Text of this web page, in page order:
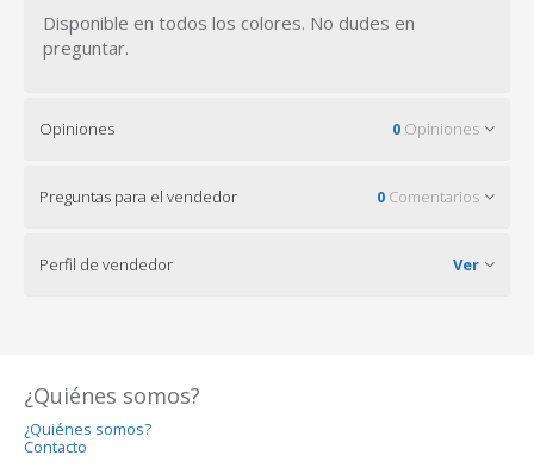
Disponible en todos los colores. No dudes en
preguntar.
Opiniones 0 Opiniones
Preguntas para el vendedor 0 Comentarios
Perfil de vendedor Ver
¿Quiénes somos?
¿Quiénes somos?
Contacto